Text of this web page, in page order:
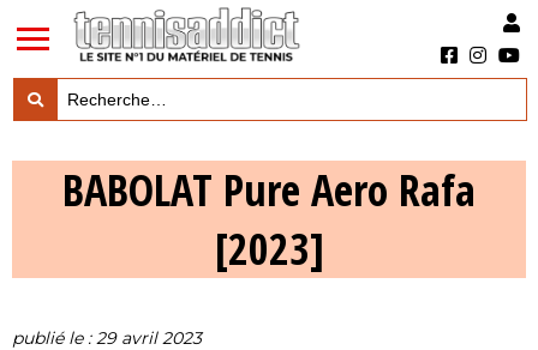
LES ACTUS MARQUES & PRODUITS
LES GUIDES DU MATERIEL
BABOLAT Pure Aero Rafa
[2023]
publié le : 29 avril 2023